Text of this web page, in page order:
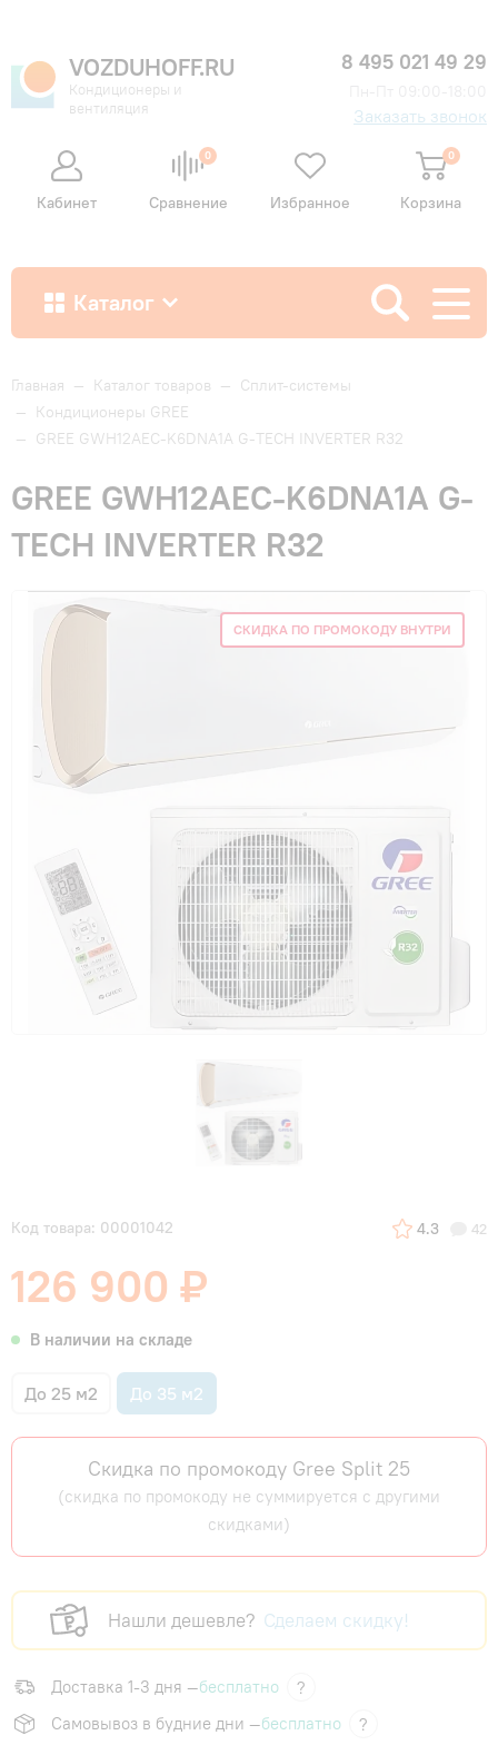
VOZDUHOFF.RU
Кондиционеры и
вентиляция
8 495 021 49 29
Заказать звонок
Кабинет
0
Сравнение Избранное
0
Корзина
Каталог
Как купить
Доставка и оплата
Гарантия и сервис
Монтаж
Контакты
Акции
Главная — Каталог товаров — Сплит-системы
— Кондиционеры GREE
— GREE GWH12AEC-K6DNA1A G-TECH INVERTER R32
GREE GWH12AEC-K6DNA1A G-
TECH INVERTER R32
СКИДКА ПО ПРОМОКОДУ ВНУТРИ
Код товара: 00001042 4.3 42
126 900 ₽
В наличии на складе
До 25 м2 До 35 м2
Скидка по промокоду Gree Split 25
(скидка по промокоду не суммируется с другими
скидками)
Нашли дешевле? Сделаем скидку!
Доставка 1-3 дня —бесплатно
?
Самовывоз в будние дни —бесплатно ?